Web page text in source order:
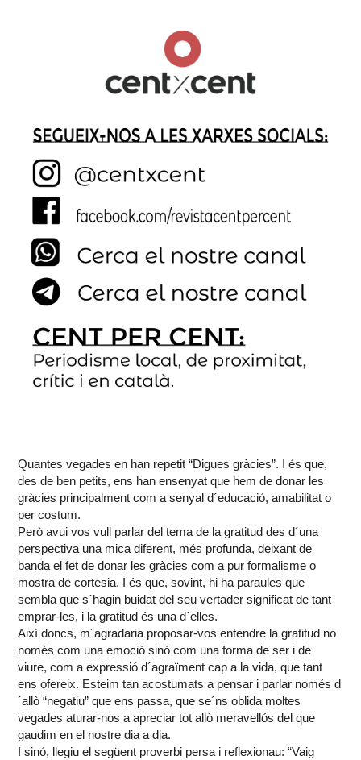
Quantes vegades en han repetit “Digues gràcies”. I és que,
des de ben petits, ens han ensenyat que hem de donar les
gràcies principalment com a senyal d´educació, amabilitat o
per costum.
Però avui vos vull parlar del tema de la gratitud des d´una
perspectiva una mica diferent, més profunda, deixant de
banda el fet de donar les gràcies com a pur formalisme o
mostra de cortesia. I és que, sovint, hi ha paraules que
sembla que s´hagin buidat del seu vertader significat de tant
emprar-les, i la gratitud és una d´elles.
Així doncs, m´agradaria proposar-vos entendre la gratitud no
només com una emoció sinó com una forma de ser i de
viure, com a expressió d´agraïment cap a la vida, que tant
ens ofereix. Esteim tan acostumats a pensar i parlar només d
´allò “negatiu” que ens passa, que se´ns oblida moltes
vegades aturar-nos a apreciar tot allò meravellós del que
gaudim en el nostre dia a dia.
I sinó, llegiu el següent proverbi persa i reflexionau: “Vaig